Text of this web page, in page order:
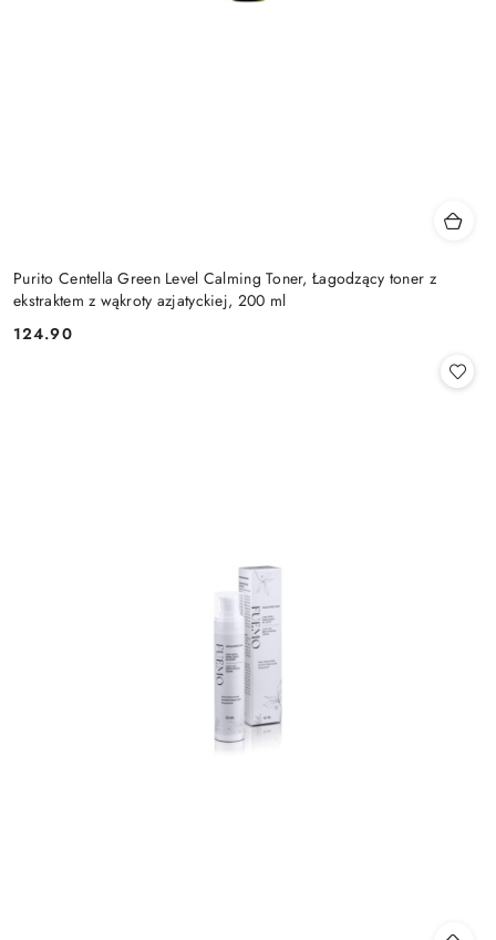
Purito Centella Green Level Calming Toner, Łagodzący toner z
ekstraktem z wąkroty azjatyckiej, 200 ml
Cena:
124.90